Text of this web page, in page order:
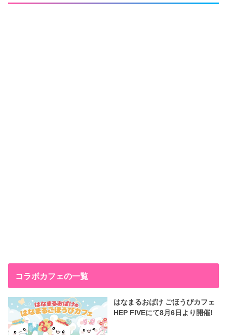
コラボカフェの一覧
はなまるおばけ ごほうびカフェ
HEP FIVEにて8月6日より開催!